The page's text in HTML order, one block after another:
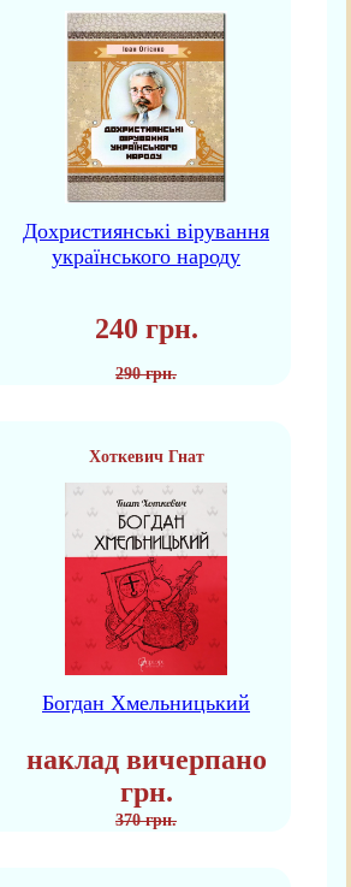
Дохристиянські вірування
українського народу
240 грн.
290 грн.
Хоткевич Гнат
Богдан Хмельницький
наклад вичерпано
грн.
370 грн.